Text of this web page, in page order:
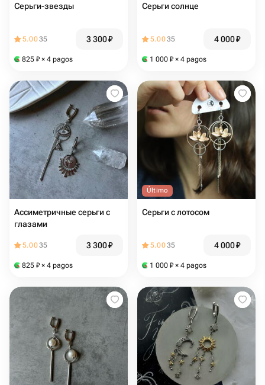
Серьги-звезды
5.0035 3 300₽
825 ₽ × 4 pagos
Серьги солнце
5.0035 4 000₽
1 000 ₽ × 4 pagos
Ассиметричные серьги с
глазами
5.0035 3 300₽
825 ₽ × 4 pagos
Último
Серьги с лотосом
5.0035 4 000₽
1 000 ₽ × 4 pagos